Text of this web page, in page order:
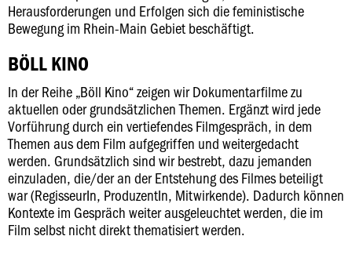
Herausforderungen und Erfolgen sich die feministische
Bewegung im Rhein-Main Gebiet beschäftigt.
BÖLL KINO
In der Reihe „Böll Kino“ zeigen wir Dokumentarfilme zu
aktuellen oder grundsätzlichen Themen. Ergänzt wird jede
Vorführung durch ein vertiefendes Filmgespräch, in dem
Themen aus dem Film aufgegriffen und weitergedacht
werden. Grundsätzlich sind wir bestrebt, dazu jemanden
einzuladen, die/der an der Entstehung des Filmes beteiligt
war (RegisseurIn, ProduzentIn, Mitwirkende). Dadurch können
Kontexte im Gespräch weiter ausgeleuchtet werden, die im
Film selbst nicht direkt thematisiert werden.